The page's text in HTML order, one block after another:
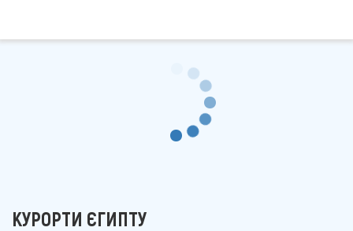
КУРОРТИ ЄГИПТУ